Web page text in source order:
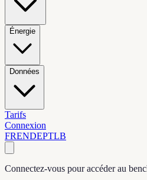
Énergie
Données
Tarifs
Connexion
FRENDEPTLB
Connectez-vous pour accéder au